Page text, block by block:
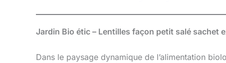
Jardin Bio étic – Lentilles façon petit salé sachet
Dans le paysage dynamique de l’alimentation